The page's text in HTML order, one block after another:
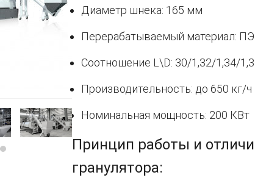
Диаметр шнека: 165 мм
Перерабатываемый материал:
Соотношение L\D: 30/1,32/1,34/
Производительность: до 650 кг/ч
Номинальная мощность: 200 КВт
Принцип работы и
гранулятора: